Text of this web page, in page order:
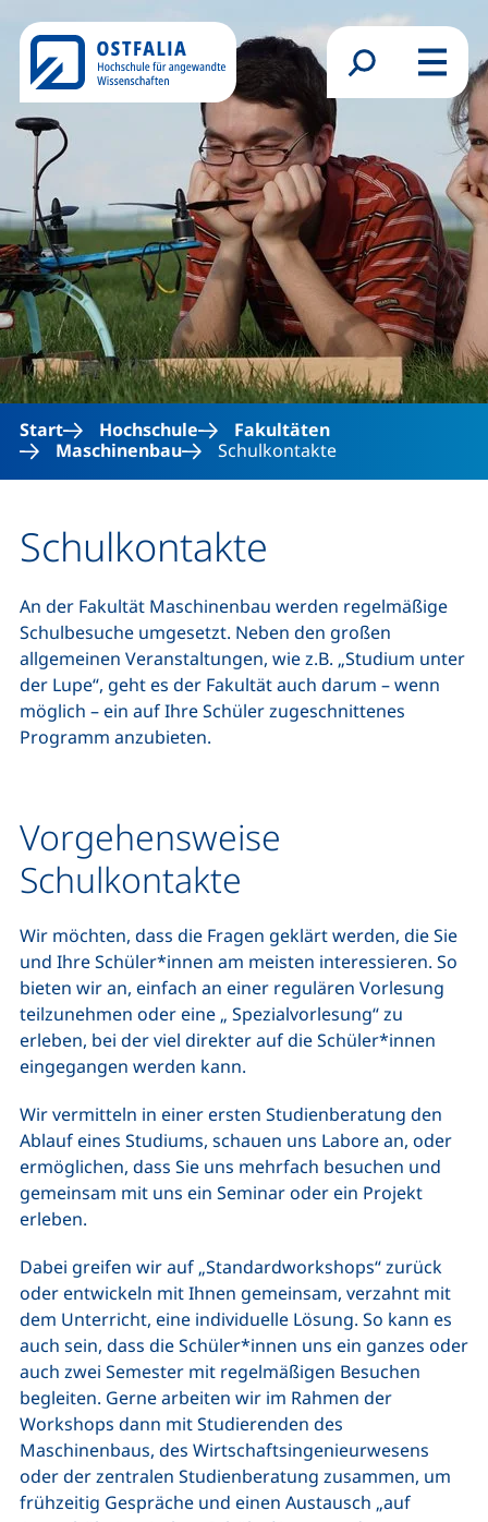
Direkt zum Inhalt
Suchformular
Menü
Start Hochschule
Fakultäten
Maschinenbau
Schulkontakte
Schulkontakte
An der Fakultät Maschinenbau werden regelmäßige
Schulbesuche umgesetzt. Neben den großen
allgemeinen Veranstaltungen, wie z.B. „Studium unter
der Lupe“, geht es der Fakultät auch darum – wenn
möglich – ein auf Ihre Schüler zugeschnittenes
Programm anzubieten.
Vorgehensweise
Schulkontakte
Wir möchten, dass die Fragen geklärt werden, die Sie
und Ihre Schüler*innen am meisten interessieren. So
bieten wir an, einfach an einer regulären Vorlesung
teilzunehmen oder eine „ Spezialvorlesung“ zu
erleben, bei der viel direkter auf die Schüler*innen
eingegangen werden kann.
Wir vermitteln in einer ersten Studienberatung den
Ablauf eines Studiums, schauen uns Labore an, oder
ermöglichen, dass Sie uns mehrfach besuchen und
gemeinsam mit uns ein Seminar oder ein Projekt
erleben.
Dabei greifen wir auf „Standardworkshops“ zurück
oder entwickeln mit Ihnen gemeinsam, verzahnt mit
dem Unterricht, eine individuelle Lösung. So kann es
auch sein, dass die Schüler*innen uns ein ganzes oder
auch zwei Semester mit regelmäßigen Besuchen
begleiten. Gerne arbeiten wir im Rahmen der
Workshops dann mit Studierenden des
Maschinenbaus, des Wirtschaftsingenieurwesens
oder der zentralen Studienberatung zusammen, um
frühzeitig Gespräche und einen Austausch „auf